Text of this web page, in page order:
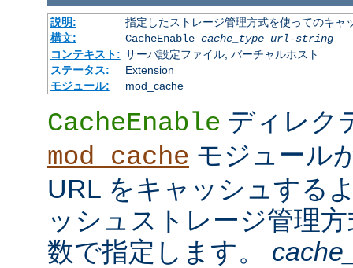
説明:
指定したストレージ管理方式を使ってのキャ
構文:
CacheEnable cache_type url-string
コンテキスト: サーバ設定ファイル, バーチャルホスト
ステータス:
Extension
モジュール:
mod_cache
CacheEnable ディレク
mod_cache モジュール
URL をキャッシュする
ッシュストレージ管理
数で指定します。